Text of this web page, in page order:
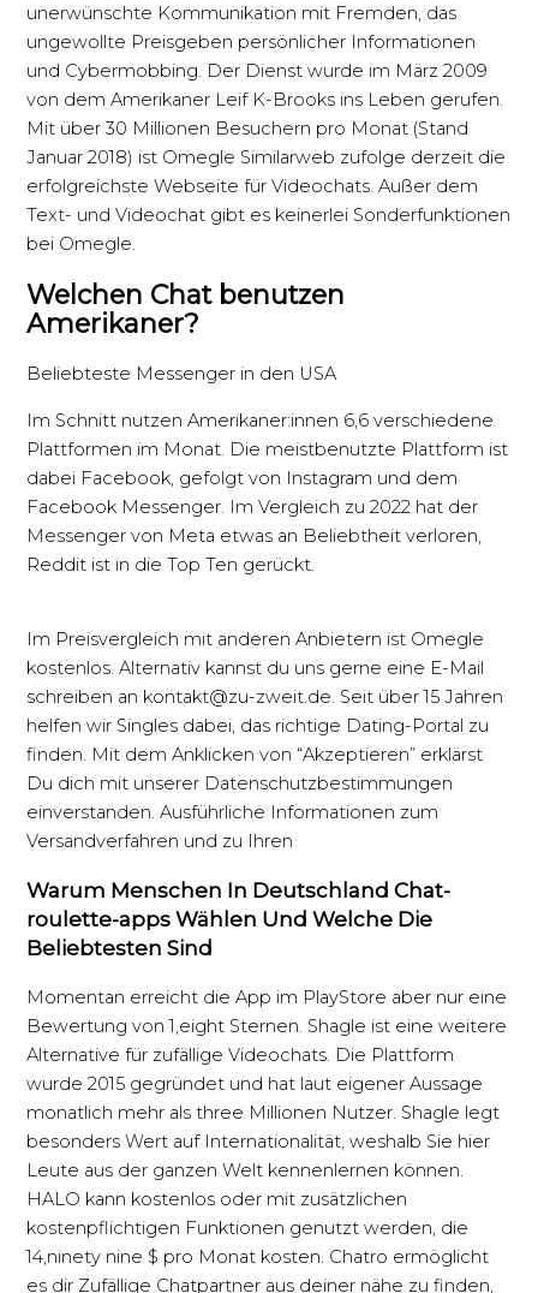
unerwünschte Kommunikation mit Fremden, das
ungewollte Preisgeben persönlicher Informationen
und Cybermobbing. Der Dienst wurde im März 2009
von dem Amerikaner Leif K-Brooks ins Leben gerufen.
Mit über 30 Millionen Besuchern pro Monat (Stand
Januar 2018) ist Omegle Similarweb zufolge derzeit die
erfolgreichste Webseite für Videochats. Außer dem
Text- und Videochat gibt es keinerlei Sonderfunktionen
bei Omegle.
Welchen Chat benutzen
Amerikaner?
Beliebteste Messenger in den USA
Im Schnitt nutzen Amerikaner:innen 6,6 verschiedene
Plattformen im Monat. Die meistbenutzte Plattform ist
dabei Facebook, gefolgt von Instagram und dem
Facebook Messenger. Im Vergleich zu 2022 hat der
Messenger von Meta etwas an Beliebtheit verloren,
Reddit ist in die Top Ten gerückt.
Im Preisvergleich mit anderen Anbietern ist Omegle
kostenlos. Alternativ kannst du uns gerne eine E-Mail
schreiben an kontakt@zu-zweit.de. Seit über 15 Jahren
helfen wir Singles dabei, das richtige Dating-Portal zu
finden. Mit dem Anklicken von “Akzeptieren” erklärst
Du dich mit unserer Datenschutzbestimmungen
einverstanden. Ausführliche Informationen zum
Versandverfahren und zu Ihren
Warum Menschen In Deutschland Chat-
roulette-apps Wählen Und Welche Die
Beliebtesten Sind
Momentan erreicht die App im PlayStore aber nur eine
Bewertung von 1,eight Sternen. Shagle ist eine weitere
Alternative für zufällige Videochats. Die Plattform
wurde 2015 gegründet und hat laut eigener Aussage
monatlich mehr als three Millionen Nutzer. Shagle legt
besonders Wert auf Internationalität, weshalb Sie hier
Leute aus der ganzen Welt kennenlernen können.
HALO kann kostenlos oder mit zusätzlichen
kostenpflichtigen Funktionen genutzt werden, die
14,ninety nine $ pro Monat kosten. Chatro ermöglicht
es dir Zufällige Chatpartner aus deiner nähe zu finden,